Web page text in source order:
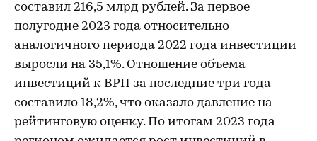
составил 216,5 млрд рублей. За первое
полугодие 2023 года относительно
аналогичного периода 2022 года инвестиции
выросли на 35,1%. Отношение объема
инвестиций к ВРП за последние три года
составило 18,2%, что оказало давление на
рейтинговую оценку. По итогам 2023 года